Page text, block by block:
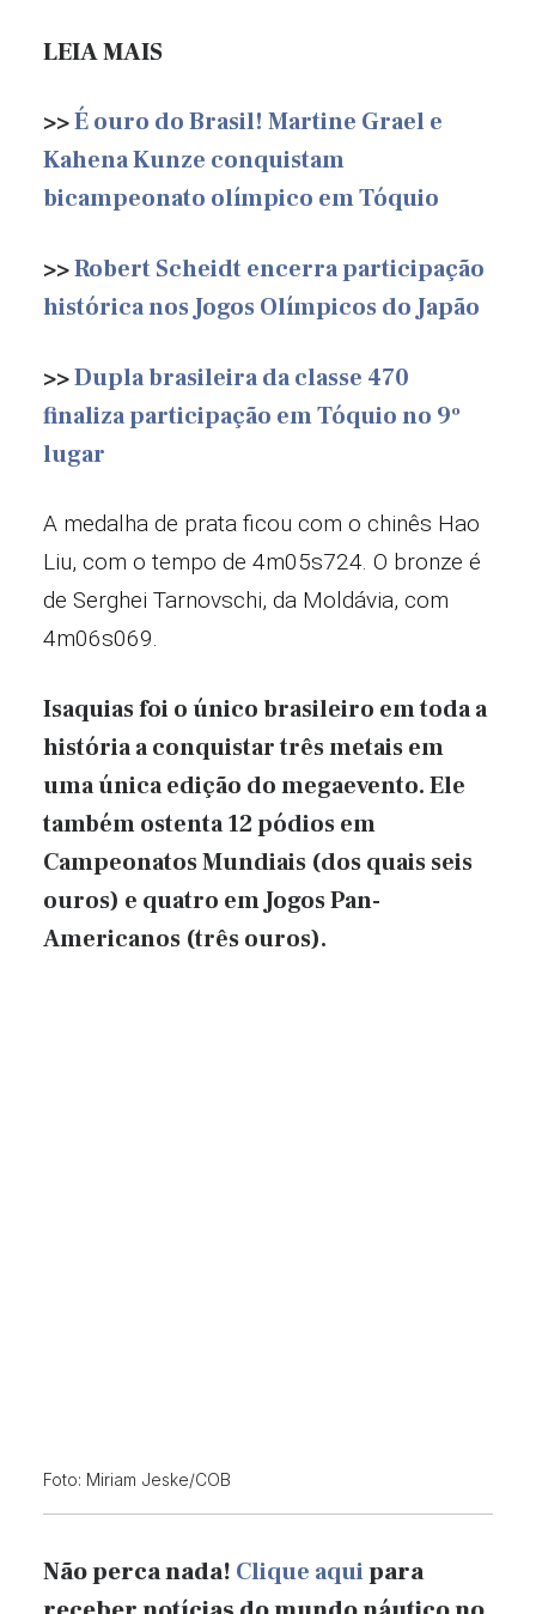
LEIA MAIS
>>É ouro do Brasil! Martine Grael e
Kahena Kunze conquistam
bicampeonato olímpico em Tóquio
>>Robert Scheidt encerra participação
histórica nos Jogos Olímpicos do Japão
>>Dupla brasileira da classe 470
finaliza participação em Tóquio no 9º
lugar
A medalha de prata ficou com o chinês Hao
Liu, com o tempo de 4m05s724. O bronze é
de Serghei Tarnovschi, da Moldávia, com
4m06s069.
Isaquias foi o único brasileiro em toda a
história a conquistar três metais em
uma única edição do megaevento. Ele
também ostenta 12 pódios em
Campeonatos Mundiais (dos quais seis
ouros) e quatro em Jogos Pan-
Americanos (três ouros).
Foto: Miriam Jeske/COB
Não perca nada! Clique aquipara